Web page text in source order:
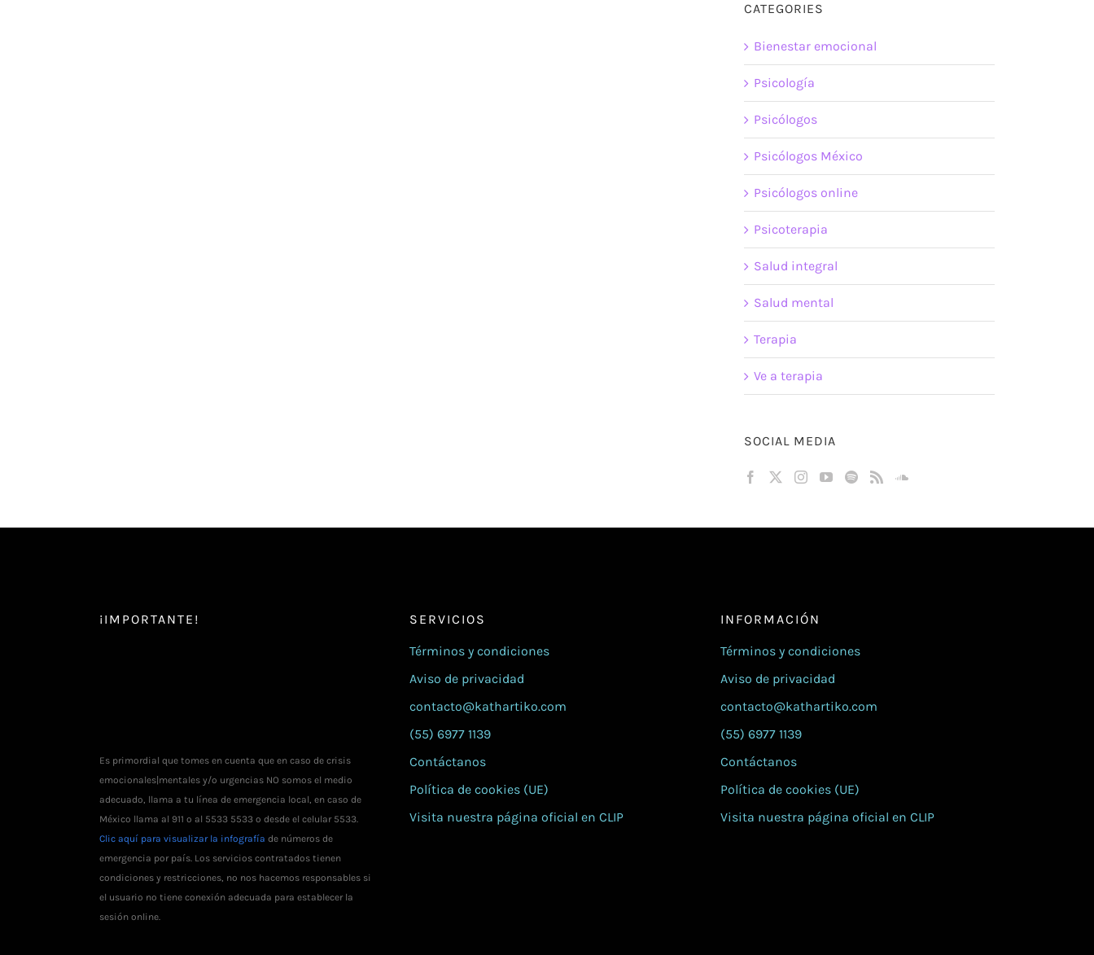
CATEGORIES
Bienestar emocional
Psicología
Psicólogos
Psicólogos México
Psicólogos online
Psicoterapia
Salud integral
Salud mental
Terapia
Ve a terapia
SOCIAL MEDIA
¡IMPORTANTE!
Es primordial que tomes en cuenta que en caso de crisis
emocionales|mentales y/o urgencias NO somos el medio
adecuado, llama a tu línea de emergencia local, en caso de
México llama al 911 o al 5533 5533 o desde el celular 5533.
Clic aquí para visualizar la infografía de números de
emergencia por país. Los servicios contratados tienen
condiciones y restricciones, no nos hacemos responsables si
el usuario no tiene conexión adecuada para establecer la
sesión online.
SERVICIOS
Términos y condiciones
Aviso de privacidad
contacto@kathartiko.com
(55) 6977 1139
Contáctanos
Política de cookies (UE)
Visita nuestra página oficial en CLIP
INFORMACIÓN
Términos y condiciones
Aviso de privacidad
contacto@kathartiko.com
(55) 6977 1139
Contáctanos
Política de cookies (UE)
Visita nuestra página oficial en CLIP